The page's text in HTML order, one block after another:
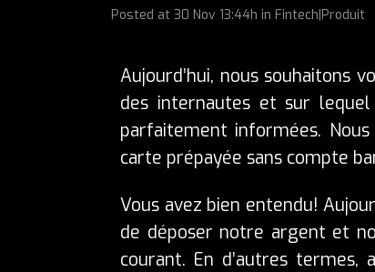
Posted at 30 Nov 13:44h in Fintech|Produit
Aujourd’hui, nous souhaitons
des internautes et sur
parfaitement informées.
carte prépayée sans compte
Vous avez bien entendu!
de déposer notre argent et
courant. En d’autres termes,